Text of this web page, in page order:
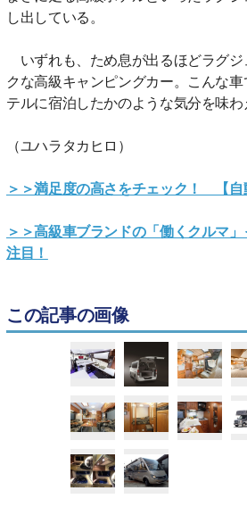
し出している。
いずれも、ため息が出るほどラグ
クな高級キャンピングカー。こんな
テルに宿泊したかのような気分を味わ
（ユハラタカヒロ）
＞＞満足度の高さをチェック！ 【
＞＞高級車ブランドの「働くクルマ
注目！
この記事の画像